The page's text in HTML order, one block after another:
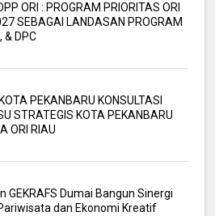
ORI : PROGRAM PRIORITAS ORI
SEBAGAI LANDASAN PROGRAM
& DPC
PEKANBARU KONSULTASI
STRATEGIS KOTA PEKANBARU
ORI RIAU
GEKRAFS Dumai Bangun Sinergi
dan Ekonomi Kreatif